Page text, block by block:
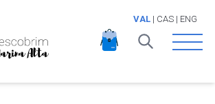
VAL| CAS| ENG
Open